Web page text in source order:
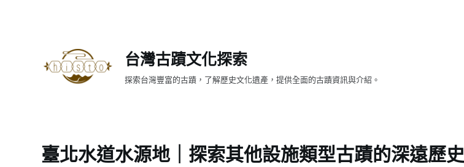
台灣古蹟文化探索
探索台灣豐富的古蹟，了解歷史文化遺產，提供全面的古蹟資訊與介紹。
臺北水道水源地｜探索其他設施類型古蹟的深遠歷史